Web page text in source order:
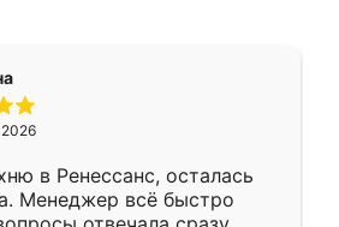
в Ренессанс, осталась
Менеджер всё быстро